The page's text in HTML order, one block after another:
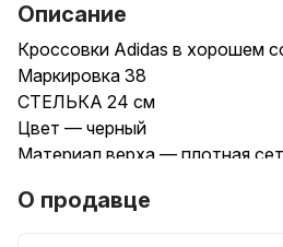
Описание
Кроссовки Adidas в хорошем
Маркировка 38
СТЕЛЬКА 24 см
Цвет — черный
Материал верха — плотная
БЕЗ ОБМЕНА И ВОЗВРАТА.
О продавце